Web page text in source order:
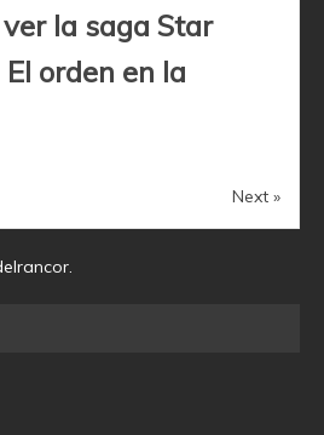
la saga Star
orden en la
Next »